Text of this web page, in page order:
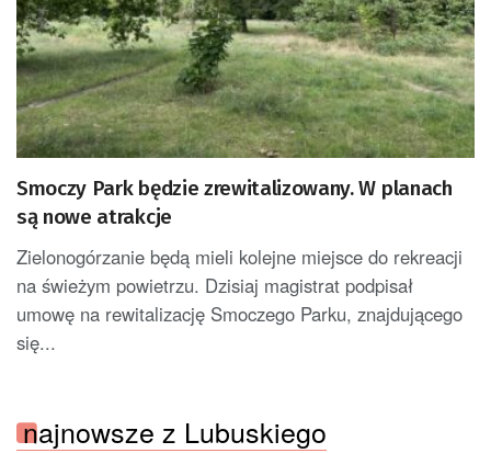
Smoczy Park będzie zrewitalizowany. W planach
są nowe atrakcje
Zielonogórzanie będą mieli kolejne miejsce do rekreacji
na świeżym powietrzu. Dzisiaj magistrat podpisał
umowę na rewitalizację Smoczego Parku, znajdującego
się...
najnowsze z Lubuskiego